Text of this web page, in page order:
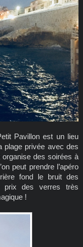
Pavillon est un lieu
plage privée avec des
organise des soirées à
peut prendre l’apéro
fond le bruit des
prix des verres très
!